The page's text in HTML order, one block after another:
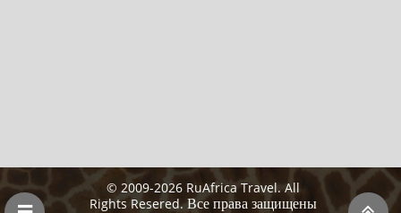
© 2009-2026 RuAfrica Travel. All
Rights Resered.Все права защищены